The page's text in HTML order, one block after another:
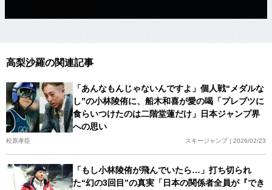
高梨沙羅の関連記事
「あんなもんじゃないんですよ」個人戦“メダルな
し”の小林陵侑に、船木和喜が愛の喝「プレブツに
食らいつけたのは二階堂蓮だけ」日本ジャンプ界
への思い
松原孝臣 スキージャンプ | 2026/02/23
「もし小林陵侑が飛んでいたら…」打ち切られ
た“幻の3回目”の真実「日本の関係者全員が『でき